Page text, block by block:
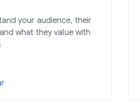
your audience, their
what they value with